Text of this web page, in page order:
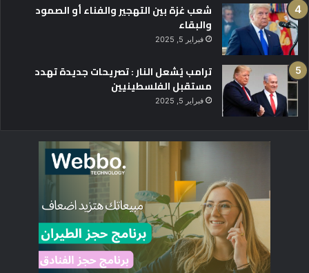
شعب غزة بين التهجير والفناء أو الصمود
والبقاء
فبراير 5, 2025
ترامب يُشعل النار : تصريحات جديدة تهدد
مستقبل الفلسطينيين
فبراير 5, 2025